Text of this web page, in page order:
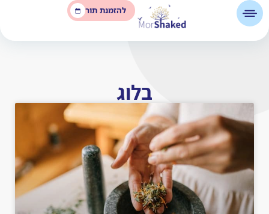
להזמנת תור
בלוג